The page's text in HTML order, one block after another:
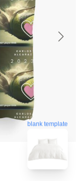
blank template